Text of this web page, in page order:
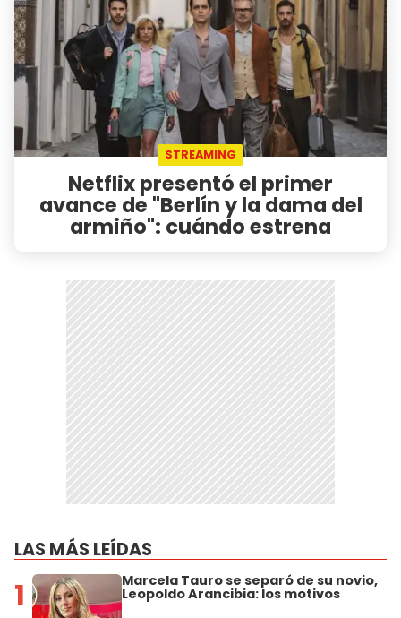
STREAMING
Netflix presentó el primer
avance de "Berlín y la dama del
armiño": cuándo estrena
LAS MÁS LEÍDAS
1 Marcela Tauro se separó de su novio,
Leopoldo Arancibia: los motivos